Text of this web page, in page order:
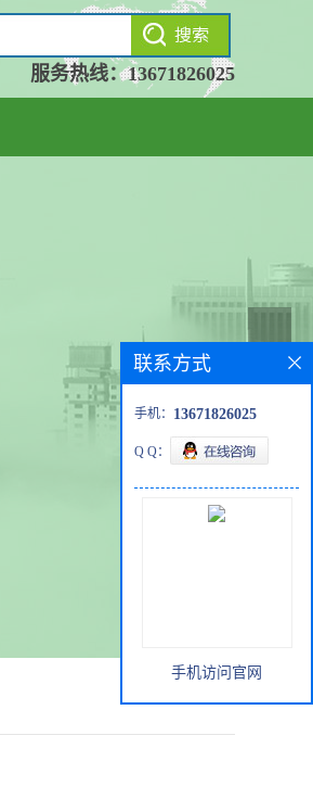
服务热线：13671826025
联系方式
手机： 13671826025
Q Q：
手机访问官网